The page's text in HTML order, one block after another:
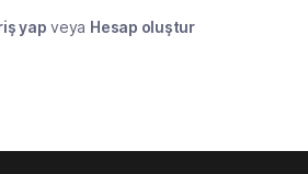
yap veya Hesap oluştur